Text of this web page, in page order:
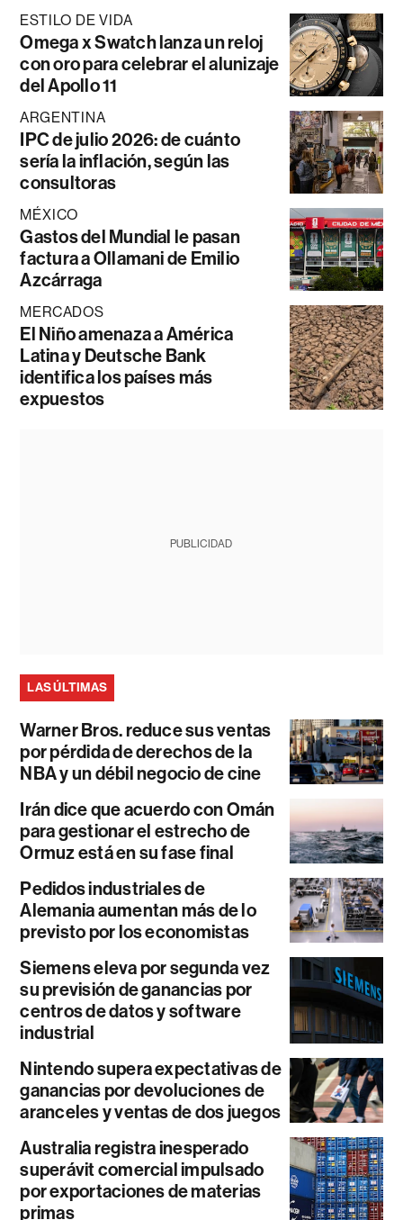
ESTILO DE VIDA
Omega x Swatch lanza un reloj
con oro para celebrar el alunizaje
del Apollo 11
ARGENTINA
IPC de julio 2026: de cuánto
sería la inflación, según las
consultoras
MÉXICO
Gastos del Mundial le pasan
factura a Ollamani de Emilio
Azcárraga
MERCADOS
El Niño amenaza a América
Latina y Deutsche Bank
identifica los países más
expuestos
PUBLICIDAD
LAS ÚLTIMAS
Warner Bros. reduce sus ventas
por pérdida de derechos de la
NBA y un débil negocio de cine
Irán dice que acuerdo con Omán
para gestionar el estrecho de
Ormuz está en su fase final
Pedidos industriales de
Alemania aumentan más de lo
previsto por los economistas
Siemens eleva por segunda vez
su previsión de ganancias por
centros de datos y software
industrial
Nintendo supera expectativas de
ganancias por devoluciones de
aranceles y ventas de dos juegos
Australia registra inesperado
superávit comercial impulsado
por exportaciones de materias
primas